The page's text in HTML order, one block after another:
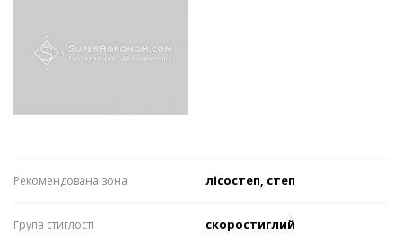
Рекомендована зона лісостеп, степ
Група стиглості скоростиглий